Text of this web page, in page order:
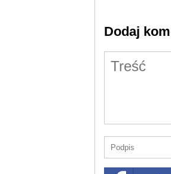
Dodaj